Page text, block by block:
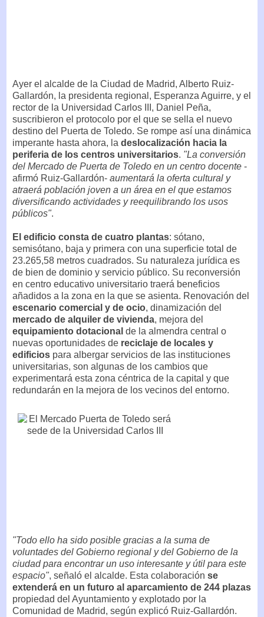
Ayer el alcalde de la Ciudad de Madrid, Alberto Ruiz-
Gallardón, la presidenta regional, Esperanza Aguirre, y el
rector de la Universidad Carlos III, Daniel Peña,
suscribieron el protocolo por el que se sella el nuevo
destino del Puerta de Toledo. Se rompe así una dinámica
imperante hasta ahora, la deslocalización hacia la
periferia de los centros universitarios. "La conversión
del Mercado de Puerta de Toledo en un centro docente -
afirmó Ruiz-Gallardón- aumentará la oferta cultural y
atraerá población joven a un área en el que estamos
diversificando actividades y reequilibrando los usos
públicos".
El edificio consta de cuatro plantas: sótano,
semisótano, baja y primera con una superficie total de
23.265,58 metros cuadrados. Su naturaleza jurídica es
de bien de dominio y servicio público. Su reconversión
en centro educativo universitario traerá beneficios
añadidos a la zona en la que se asienta. Renovación del
escenario comercial y de ocio, dinamización del
mercado de alquiler de vivienda, mejora del
equipamiento dotacional de la almendra central o
nuevas oportunidades de reciclaje de locales y
edificios para albergar servicios de las instituciones
universitarias, son algunas de los cambios que
experimentará esta zona céntrica de la capital y que
redundarán en la mejora de los vecinos del entorno.
"Todo ello ha sido posible gracias a la suma de
voluntades del Gobierno regional y del Gobierno de la
ciudad para encontrar un uso interesante y útil para este
espacio", señaló el alcalde. Esta colaboración se
extenderá en un futuro al aparcamiento de 244 plazas
propiedad del Ayuntamiento y explotado por la
Comunidad de Madrid, según explicó Ruiz-Gallardón.